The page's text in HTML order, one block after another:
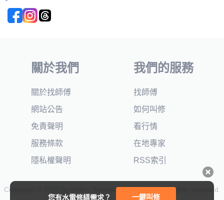
您有水電修繕需求？ 一鍵叫修
關於我們
關於找師傅
網站公告
免責聲明
服務條款
隱私權聲明
我們的服務
找師傅
如何叫修
看行情
在地專家
RSS索引
Copyright © 2025 by Addcn Technology Co., Ltd. All Rights reserved.